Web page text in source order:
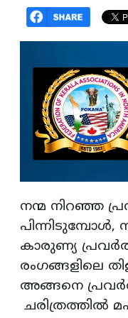
നന്മ നിറഞ്ഞ
പിന്നിടുമ്പോൾ,
കാരുണ്യ
രംഗങ്ങളിലെ
അങ്ങനെ
ചരിത്രത്തില്‍